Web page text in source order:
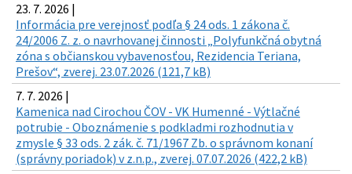
23. 7. 2026 |
Informácia pre verejnosť podľa § 24 ods. 1 zákona č.
24/2006 Z. z. o navrhovanej činnosti „Polyfunkčná obytná
zóna s občianskou vybavenosťou, Rezidencia Teriana,
Prešov“, zverej. 23.07.2026 (121,7 kB)
7. 7. 2026 |
Kamenica nad Cirochou ČOV - VK Humenné - Výtlačné
potrubie - Oboznámenie s podkladmi rozhodnutia v
zmysle § 33 ods. 2 zák. č. 71/1967 Zb. o správnom konaní
(správny poriadok) v z.n.p., zverej. 07.07.2026 (422,2 kB)